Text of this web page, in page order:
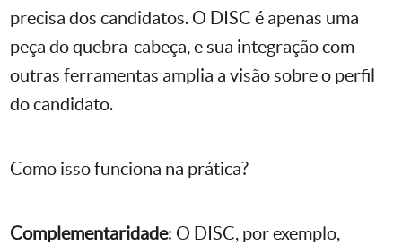
precisa dos candidatos. O DISC é apenas uma
peça do quebra-cabeça, e sua integração com
outras ferramentas amplia a visão sobre o perfil
do candidato.
Como isso funciona na prática?
Complementaridade: O DISC, por exemplo,